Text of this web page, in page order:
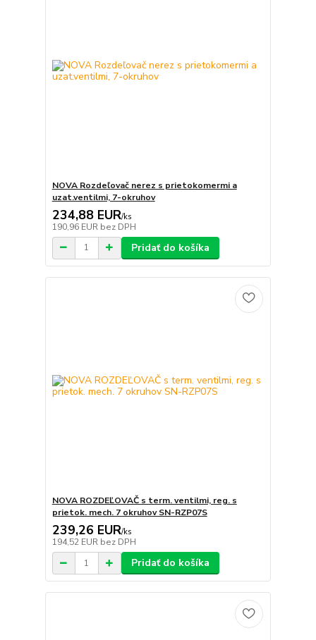
NOVA Rozdeľovač nerez s prietokomermi a
uzat.ventilmi, 7-okruhov
234,88 EUR/ks
190,96 EUR bez DPH
Pridať do košíka
NOVA ROZDEĽOVAČ s term. ventilmi, reg. s
prietok. mech. 7 okruhov SN-RZP07S
239,26 EUR/ks
194,52 EUR bez DPH
Pridať do košíka